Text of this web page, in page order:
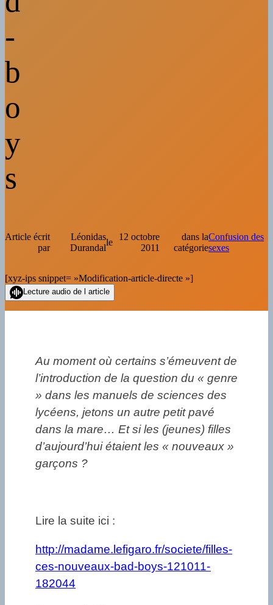
-
b
o
y
s
Article écrit
par
Léonidas
Durandal
le
12 octobre
2011
dans la
catégorie
Confusion des
sexes
[xyz-ips snippet= »Modification-article-directe »]
Lecture audio de l article
Au moment où certains s’émeuvent de
l’introduction de la question du « genre
» dans les manuels de sciences des
lycéens, jetons un autre petit pavé
dans la mare… Et si les (jeunes) filles
d’aujourd’hui étaient les « nouveaux »
garçons ?
Lire la suite ici :
http://madame.lefigaro.fr/societe/filles-
ces-nouveaux-bad-boys-121011-
182044